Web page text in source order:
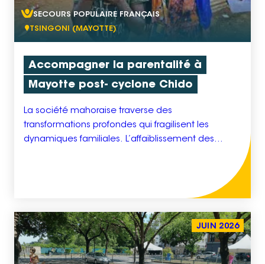
SECOURS POPULAIRE FRANÇAIS
TSINGONI (MAYOTTE)
Accompagner la parentalité à
Mayotte post- cyclone Chido
La société mahoraise traverse des
transformations profondes qui fragilisent les
dynamiques familiales. L’affaiblissement des
soutien de proximité. S’y ajoute une prévalence
de situations de handicap, notamment de
Troubles du Spectre de l’Autisme (TSA), pour
lesquelles les […]
JUIN 2026